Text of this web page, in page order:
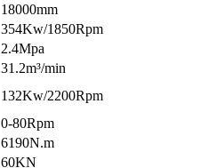
18000mm
354Kw/1850Rpm
2.4Mpa
31.2m³/min
132Kw/2200Rpm
0-80Rpm
6190N.m
60KN